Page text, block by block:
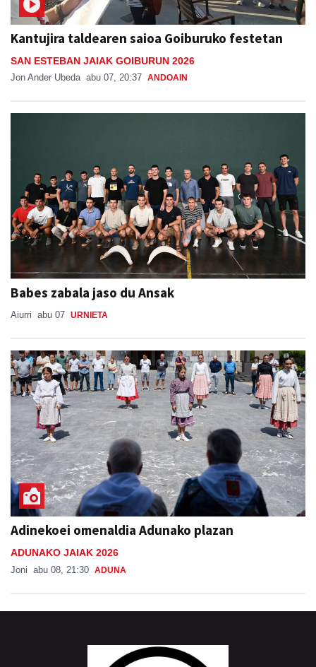
Kantujira taldearen saioa Goiburuko festetan
SAN ESTEBAN JAIAK GOIBURUN 2026
Jon Ander Ubeda abu 07, 20:37 ANDOAIN
Babes zabala jaso du Ansak
Aiurri abu 07 URNIETA
Adinekoei omenaldia Adunako plazan
ADUNAKO JAIAK 2026
Joni abu 08, 21:30 ADUNA